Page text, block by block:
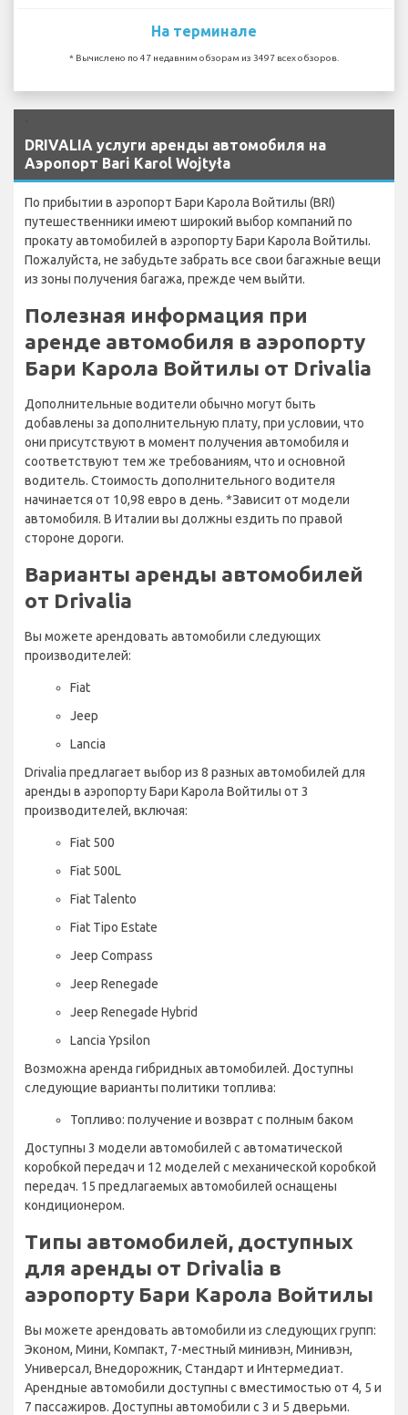
На терминале
* Вычислено по 47 недавним обзорам из 3497 всех обзоров.
DRIVALIA услуги аренды автомобиля на
Аэропорт Bari Karol Wojtyła
По прибытии в аэропорт Бари Карола Войтилы (BRI)
путешественники имеют широкий выбор компаний по
прокату автомобилей в аэропорту Бари Карола Войтилы.
Пожалуйста, не забудьте забрать все свои багажные вещи
из зоны получения багажа, прежде чем выйти.
Полезная информация при
аренде автомобиля в аэропорту
Бари Карола Войтилы от Drivalia
Дополнительные водители обычно могут быть
добавлены за дополнительную плату, при условии, что
они присутствуют в момент получения автомобиля и
соответствуют тем же требованиям, что и основной
водитель. Стоимость дополнительного водителя
начинается от 10,98 евро в день. *Зависит от модели
автомобиля. В Италии вы должны ездить по правой
стороне дороги.
Варианты аренды автомобилей
от Drivalia
Вы можете арендовать автомобили следующих
производителей:
Fiat
Jeep
Lancia
Drivalia предлагает выбор из 8 разных автомобилей для
аренды в аэропорту Бари Карола Войтилы от 3
производителей, включая:
Fiat 500
Fiat 500L
Fiat Talento
Fiat Tipo Estate
Jeep Compass
Jeep Renegade
Jeep Renegade Hybrid
Lancia Ypsilon
Возможна аренда гибридных автомобилей. Доступны
следующие варианты политики топлива:
Топливо: получение и возврат с полным баком
Доступны 3 модели автомобилей с автоматической
коробкой передач и 12 моделей с механической коробкой
передач. 15 предлагаемых автомобилей оснащены
кондиционером.
Типы автомобилей, доступных
для аренды от Drivalia в
аэропорту Бари Карола Войтилы
Вы можете арендовать автомобили из следующих групп:
Эконом, Мини, Компакт, 7-местный минивэн, Минивэн,
Универсал, Внедорожник, Стандарт и Интермедиат.
Арендные автомобили доступны с вместимостью от 4, 5 и
7 пассажиров. Доступны автомобили с 3 и 5 дверьми.